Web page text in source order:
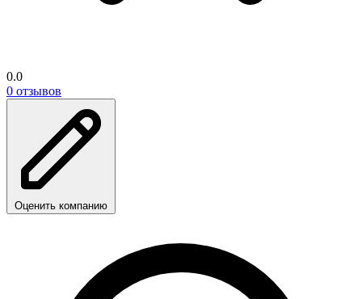
0.0
0 отзывов
Оценить компанию